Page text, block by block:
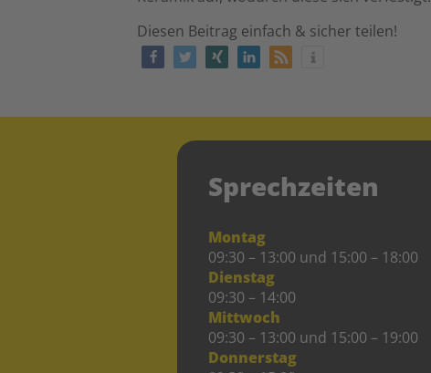
Diesen Beitrag einfach & sicher teilen!
Sprechzeiten
Montag
09:30 – 13:00 und 15:00 – 18:00
Dienstag
09:30 – 14:00
Mittwoch
09:30 – 13:00 und 15:00 – 19:00
Donnerstag